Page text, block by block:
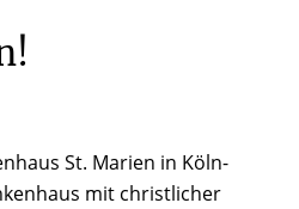
St. Marien in Köln-
mit christlicher